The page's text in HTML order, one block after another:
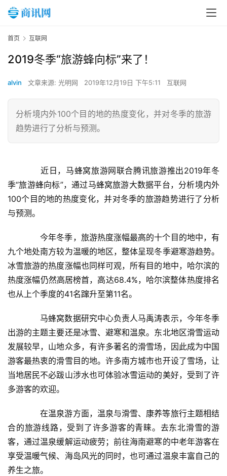
首
新
闻
资
讯
首页 互联网
2019冬季“旅游蜂向标”来了！
alvin 文章来源: 光明网 2019年12月19日 下午5:11 互联网
分析境内外100个目的地的热度变化，并对冬季的旅游
趋势进行了分析与预测。
近日，马蜂窝旅游网联合腾讯旅游推出2019年冬
季“旅游蜂向标”，通过马蜂窝旅游大数据平台，分析境内外
100个目的地的热度变化，并对冬季的旅游趋势进行了分析
与预测。
今年冬季，旅游热度涨幅最高的十个目的地中，有
九个地处南方较为温暖的地区，整体呈现冬季避寒游趋势。
冰雪旅游的热度涨幅也同样可观，所有目的地中，哈尔滨的
热度涨幅仍然高居榜首，高达68.4%，哈尔滨整体热度排名
也从上个季度的41名蹿升至第11名。
马蜂窝数据研究中心负责人马禹涛表示，今年冬季
出游的主题主要还是冰雪、避寒和温泉。东北地区滑雪运动
发展较早，山地众多，有许多著名的滑雪场，因此成为中国
游客最热衷的滑雪目的地。许多南方城市也开设了雪场，让
当地居民不必跋山涉水也可体验冰雪运动的美好，受到了许
多游客的欢迎。
在温泉游方面，温泉与滑雪、康养等旅行主题相结
合的旅游线路，受到了许多游客的青睐。去东北滑雪的游
客，通过温泉缓解运动疲劳；前往海南避寒的中老年游客在
享受温暖气候、海岛风光的同时，也可通过温泉丰富自己的
养生之旅。